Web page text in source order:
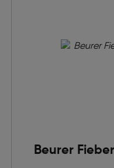
Beurer